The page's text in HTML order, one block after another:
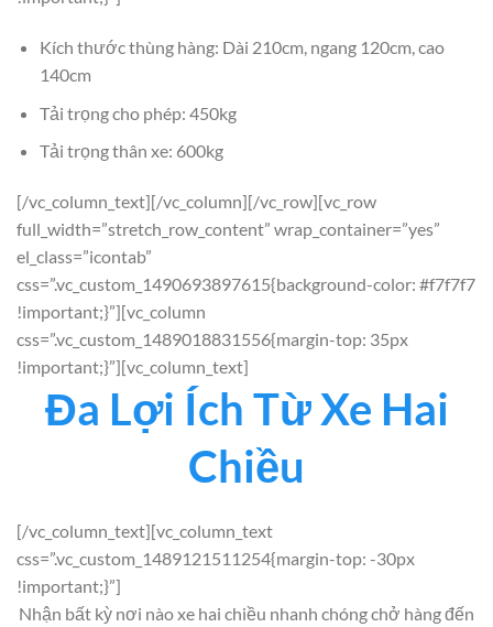
Kích thước thùng hàng: Dài 210cm, ngang 120cm, cao
140cm
Tải trọng cho phép: 450kg
Tải trọng thân xe: 600kg
[/vc_column_text][/vc_column][/vc_row][vc_row
full_width=”stretch_row_content” wrap_container=”yes”
el_class=”icontab”
css=”.vc_custom_1490693897615{background-color: #f7f7f7
!important;}”][vc_column
css=”.vc_custom_1489018831556{margin-top: 35px
!important;}”][vc_column_text]
Đa Lợi Ích Từ Xe Hai
Chiều
[/vc_column_text][vc_column_text
css=”.vc_custom_1489121511254{margin-top: -30px
!important;}”]
Nhận bất kỳ nơi nào xe hai chiều nhanh chóng chở hàng đến